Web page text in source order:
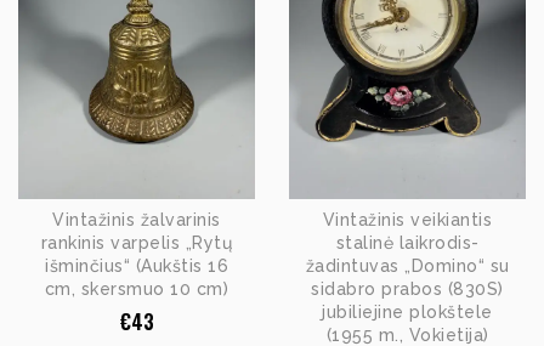
Vintažinis žalvarinis
rankinis varpelis „Rytų
išminčius“ (Aukštis 16
cm, skersmuo 10 cm)
€43
Vintažinis veikiantis
stalinė laikrodis-
žadintuvas „Domino“ su
sidabro prabos (830S)
jubiliejine plokštele
(1955 m., Vokietija)